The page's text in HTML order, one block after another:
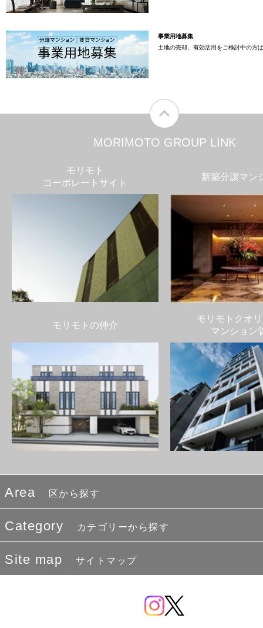
事業用地募集
土地の売却、有効活用をご検討中の方
MORIMOTO GROUP LINK
モリモト
コーポレートサイト
新築分譲マン
モリモトの仲介
モリモトクオ
マンション
Area 区から探す
Category カテゴリーから探す
Site map サイトマップ